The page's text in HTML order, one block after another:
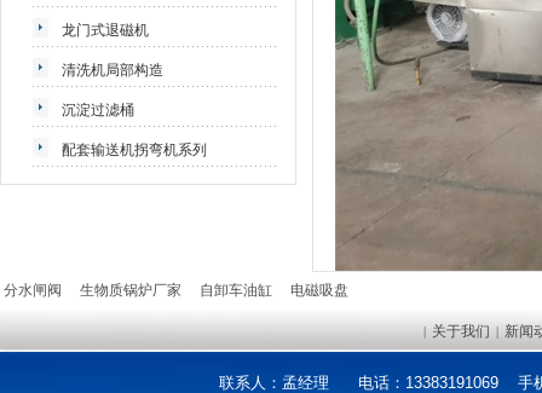
龙门式退磁机
清洗机局部构造
沉淀过滤桶
配套输送机拐弯机系列
分水闸阀 生物质锅炉厂家 自卸车油缸 电磁吸盘
| 关于我们 | 新闻
联系人：孟经理
电话：13383191069 手